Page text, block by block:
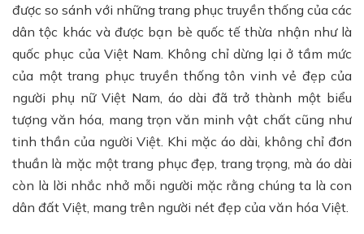
được so sánh với những trang phục truyền thống của các
dân tộc khác và được bạn bè quốc tế thừa nhận như là
quốc phục của Việt Nam. Không chỉ dừng lại ở tầm mức
của một trang phục truyền thống tôn vinh vẻ đẹp của
người phụ nữ Việt Nam, áo dài đã trở thành một biểu
tượng văn hóa, mang trọn văn minh vật chất cũng như
tinh thần của người Việt. Khi mặc áo dài, không chỉ đơn
thuần là mặc một trang phục đẹp, trang trọng, mà áo dài
còn là lời nhắc nhở mỗi người mặc rằng chúng ta là con
dân đất Việt, mang trên người nét đẹp của văn hóa Việt.